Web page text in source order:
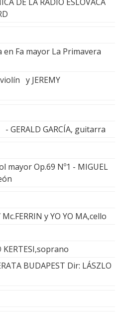
Fa mayor La Primavera
y JEREMY
GERALD GARCÍA, guitarra
mayor Op.69 Nº1 - MIGUEL
y YO YO MA,cello
Dir: LÁSZLO